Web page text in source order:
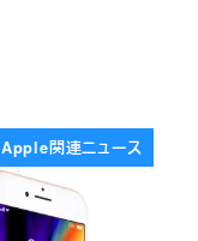
Apple関連ニュース